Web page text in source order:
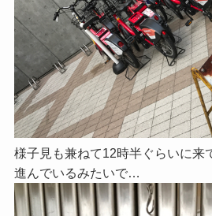
様子見も兼ねて12時半ぐらいに来
進んでいるみたいで…